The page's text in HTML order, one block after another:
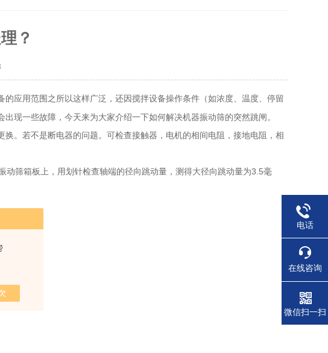
？
应用范围之所以这样广泛，还因搅拌设备操作条件（如浓度、温度、停留
现一些故障，今天来为大家介绍一下如何解决机器振动筛的突然跳闸。
。若不是断电器的问题。可检查接触器，电机的相间电阻，接地电阻，相
筛箱板上，用划针检查轴端的径向跳动量，测得大径向跳动量为3.5毫
电话
在线咨询
微信扫一扫